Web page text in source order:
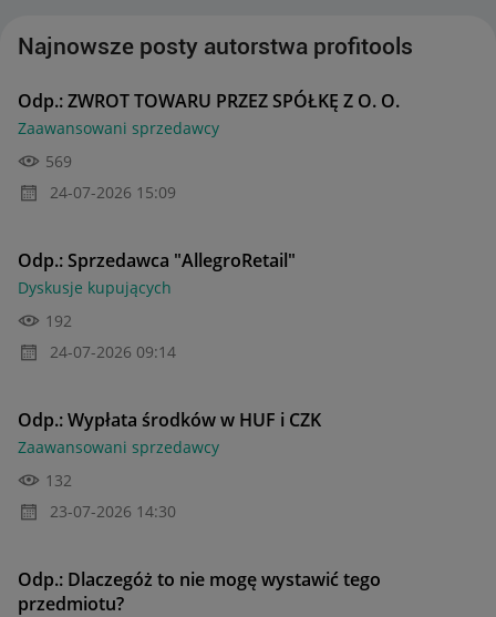
Najnowsze posty autorstwa profitools
Odp.: ZWROT TOWARU PRZEZ SPÓŁKĘ Z O. O.
Zaawansowani sprzedawcy
569
‎24-07-2026 15:09
Odp.: Sprzedawca "AllegroRetail"
Dyskusje kupujących
192
‎24-07-2026 09:14
Odp.: Wypłata środków w HUF i CZK
Zaawansowani sprzedawcy
132
‎23-07-2026 14:30
Odp.: Dlaczegóż to nie mogę wystawić tego
przedmiotu?